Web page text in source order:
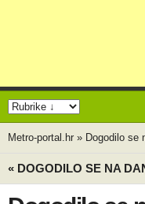
Metro-portal.hr » Dogodilo se
« DOGODILO SE NA